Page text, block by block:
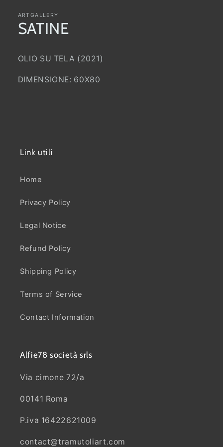
1
in
finestra
ARTGALLERY
SATINE
OLIO SU TELA (2021)
DIMENSIONE: 60X80
Link utili
Home
Privacy Policy
Legal Notice
Refund Policy
Shipping Policy
Terms of Service
Contact Information
Alfie78 società srls
Via cimone 72/a
00141 Roma
P.iva 16422621009
contact@tramutoliart.com